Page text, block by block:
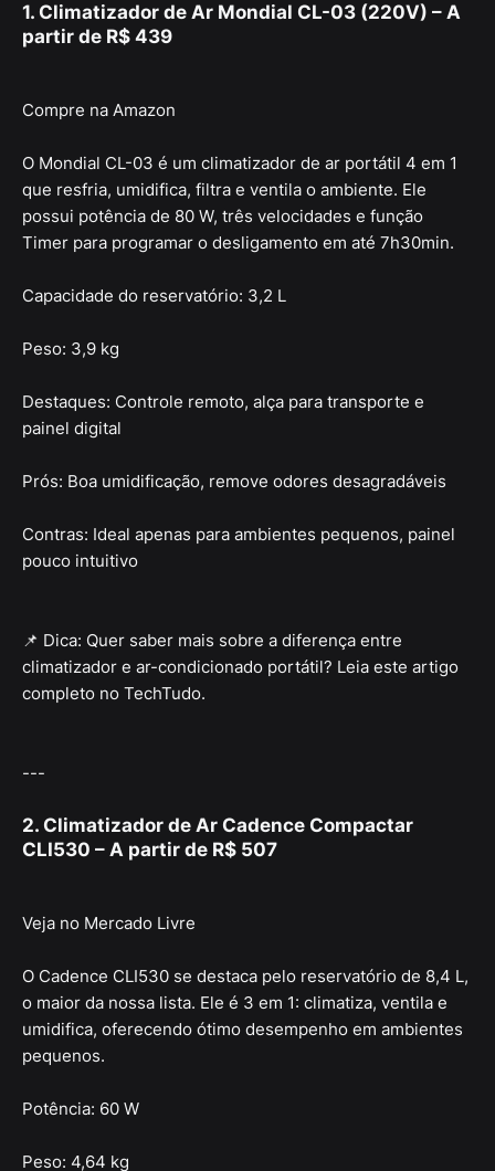
1. Climatizador de Ar Mondial CL-03 (220V) – A
partir de R$ 439
Compre na Amazon
O Mondial CL-03 é um climatizador de ar portátil 4 em 1
que resfria, umidifica, filtra e ventila o ambiente. Ele
possui potência de 80 W, três velocidades e função
Timer para programar o desligamento em até 7h30min.
Capacidade do reservatório: 3,2 L
Peso: 3,9 kg
Destaques: Controle remoto, alça para transporte e
painel digital
Prós: Boa umidificação, remove odores desagradáveis
Contras: Ideal apenas para ambientes pequenos, painel
pouco intuitivo
📌 Dica: Quer saber mais sobre a diferença entre
climatizador e ar-condicionado portátil? Leia este artigo
completo no TechTudo.
---
2. Climatizador de Ar Cadence Compactar
CLI530 – A partir de R$ 507
Veja no Mercado Livre
O Cadence CLI530 se destaca pelo reservatório de 8,4 L,
o maior da nossa lista. Ele é 3 em 1: climatiza, ventila e
umidifica, oferecendo ótimo desempenho em ambientes
pequenos.
Potência: 60 W
Peso: 4,64 kg